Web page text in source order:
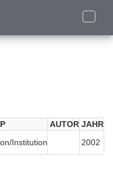
Toggle
AUTOR JAHR
Institution 2002